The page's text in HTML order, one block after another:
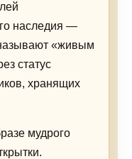
наследия —
«живым
статус
хранящих
мудрого